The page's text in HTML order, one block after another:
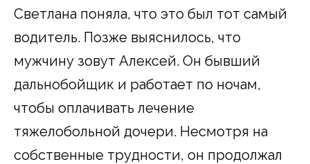
Светлана поняла, что это был тот самый
водитель. Позже выяснилось, что
мужчину зовут Алексей. Он бывший
дальнобойщик и работает по ночам,
чтобы оплачивать лечение
тяжелобольной дочери. Несмотря на
собственные трудности, он продолжал